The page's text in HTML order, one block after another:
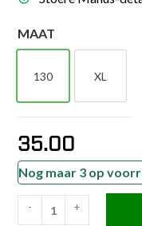
MAAT
130
130
XL
XL
35.00
Nog maar 3 op
- +